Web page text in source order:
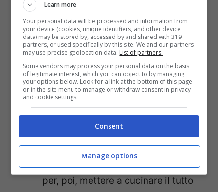
carote, lavatele e dopo tagliatele a
rondelle e a cubetti.
Tagliate mezza cipolla e un po’ di
costa di sedano con le foglie.
Una volta fatto ciò, unite gli
ingredienti nella pentola
aggiungendo sale, pomodoro e circa
un litro di acqua, in modo tale che le
verdure siano coperte interamente.
Aggiungete un filo di olio di oliva
per, poi, mettere a cucinare il tutto
Learn more
Your personal data will be processed and information from
your device (cookies, unique identifiers, and other device
data) may be stored by, accessed by and shared with 319
partners, or used specifically by this site. We and our partners
may use precise geolocation data. List of partners.
Some vendors may process your personal data on the basis
of legitimate interest, which you can object to by managing
your options below. Look for a link at the bottom of this page
or in the site menu to manage or withdraw consent in privacy
and cookie settings.
Consent
Manage options